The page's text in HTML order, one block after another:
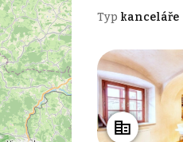
Typ kanceláře